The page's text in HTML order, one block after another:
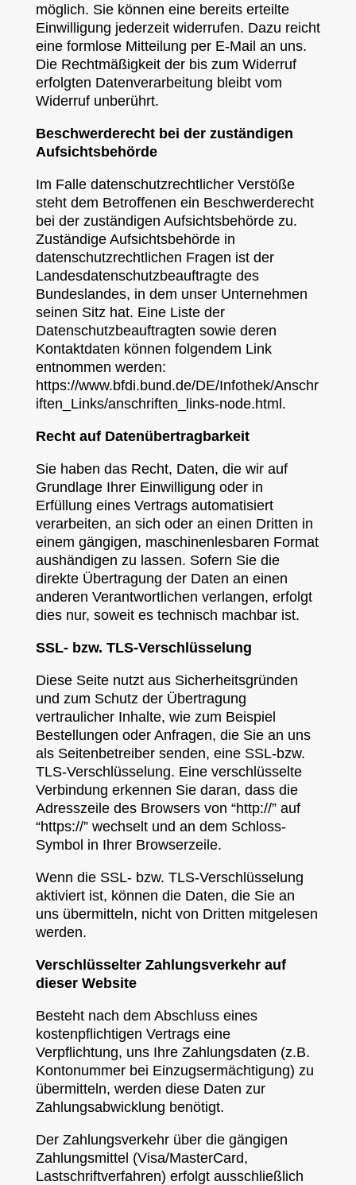
möglich. Sie können eine bereits erteilte
Einwilligung jederzeit widerrufen. Dazu reicht
eine formlose Mitteilung per E-Mail an uns.
Die Rechtmäßigkeit der bis zum Widerruf
erfolgten Datenverarbeitung bleibt vom
Widerruf unberührt.
Beschwerderecht bei der zuständigen
Aufsichtsbehörde
Im Falle datenschutzrechtlicher Verstöße
steht dem Betroffenen ein Beschwerderecht
bei der zuständigen Aufsichtsbehörde zu.
Zuständige Aufsichtsbehörde in
datenschutzrechtlichen Fragen ist der
Landesdatenschutzbeauftragte des
Bundeslandes, in dem unser Unternehmen
seinen Sitz hat. Eine Liste der
Datenschutzbeauftragten sowie deren
Kontaktdaten können folgendem Link
entnommen werden:
https://www.bfdi.bund.de/DE/Infothek/Anschr
iften_Links/anschriften_links-node.html.
Recht auf Datenübertragbarkeit
Sie haben das Recht, Daten, die wir auf
Grundlage Ihrer Einwilligung oder in
Erfüllung eines Vertrags automatisiert
verarbeiten, an sich oder an einen Dritten in
einem gängigen, maschinenlesbaren Format
aushändigen zu lassen. Sofern Sie die
direkte Übertragung der Daten an einen
anderen Verantwortlichen verlangen, erfolgt
dies nur, soweit es technisch machbar ist.
SSL- bzw. TLS-Verschlüsselung
Diese Seite nutzt aus Sicherheitsgründen
und zum Schutz der Übertragung
vertraulicher Inhalte, wie zum Beispiel
Bestellungen oder Anfragen, die Sie an uns
als Seitenbetreiber senden, eine SSL-bzw.
TLS-Verschlüsselung. Eine verschlüsselte
Verbindung erkennen Sie daran, dass die
Adresszeile des Browsers von “http://” auf
“https://” wechselt und an dem Schloss-
Symbol in Ihrer Browserzeile.
Wenn die SSL- bzw. TLS-Verschlüsselung
aktiviert ist, können die Daten, die Sie an
uns übermitteln, nicht von Dritten mitgelesen
werden.
Verschlüsselter Zahlungsverkehr auf
dieser Website
Besteht nach dem Abschluss eines
kostenpflichtigen Vertrags eine
Verpflichtung, uns Ihre Zahlungsdaten (z.B.
Kontonummer bei Einzugsermächtigung) zu
übermitteln, werden diese Daten zur
Zahlungsabwicklung benötigt.
Der Zahlungsverkehr über die gängigen
Zahlungsmittel (Visa/MasterCard,
Lastschriftverfahren) erfolgt ausschließlich